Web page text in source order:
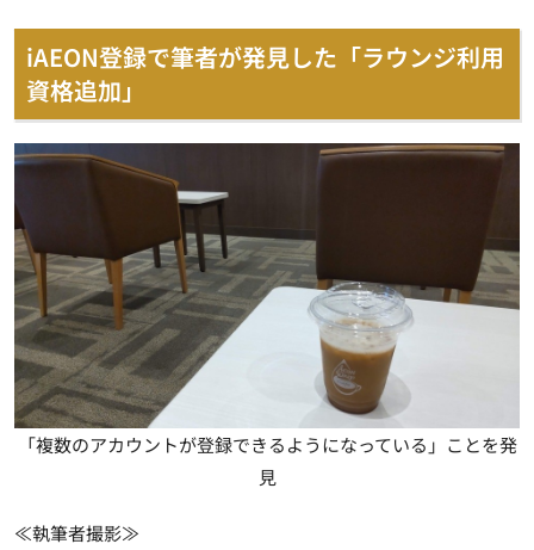
iAEON登録で筆者が発見した「ラウンジ利用
資格追加」
「複数のアカウントが登録できるようになっている」ことを発
見
≪執筆者撮影≫